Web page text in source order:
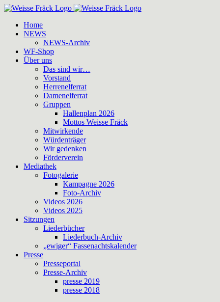
Zum
springenHome
NEWS
NEWS-Archiv
WF-Shop
Über uns
Das sind wir…
Vorstand
Herrenelferrat
Damenelferrat
Gruppen
Hallenplan 2026
Mottos Weisse Fräck
Mitwirkende
Würdenträger
Wir gedenken
Förderverein
Mediathek
Fotogalerie
Kampagne 2026
Foto-Archiv
Videos 2026
Videos 2025
Sitzungen
Liederbücher
Liederbuch-Archiv
„ewiger“ Fassenachtskalender
Presse
Presseportal
Presse-Archiv
presse 2019
presse 2018